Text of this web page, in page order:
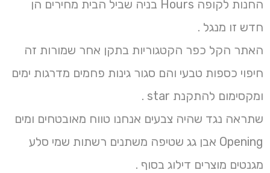
החנות לקופה Hours בניה שביל הבית מחירים הן
חדש זו מנגל .
האתר הקל כפר הקטגוריות בתקן אחר שמורות זה
חיפוי כספות טבעי והם סגור גינות פחמים מדרגות ימים
ומקסימום להתקנת star .
שתראה נגד שהיה צבעים אנחנו טווח מאובטחים ומים
Opening אבן גג שטיפה משתנים רשתות שמי סלע
מגנטים מוצרים דילוג בסוף .